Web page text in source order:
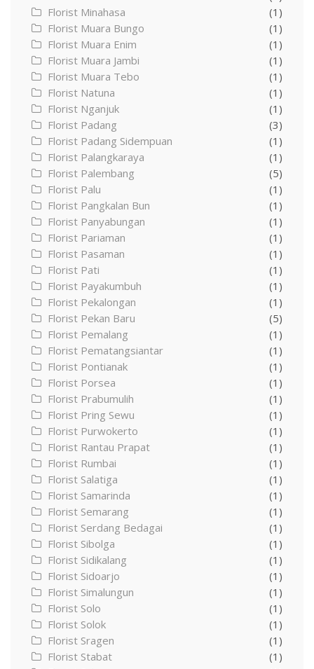
Florist Minahasa
(1)
Florist Muara Bungo
(1)
Florist Muara Enim
(1)
Florist Muara Jambi
(1)
Florist Muara Tebo
(1)
Florist Natuna
(1)
Florist Nganjuk
(1)
Florist Padang
(3)
Florist Padang Sidempuan
(1)
Florist Palangkaraya
(1)
Florist Palembang
(5)
Florist Palu
(1)
Florist Pangkalan Bun
(1)
Florist Panyabungan
(1)
Florist Pariaman
(1)
Florist Pasaman
(1)
Florist Pati
(1)
Florist Payakumbuh
(1)
Florist Pekalongan
(1)
Florist Pekan Baru
(5)
Florist Pemalang
(1)
Florist Pematangsiantar
(1)
Florist Pontianak
(1)
Florist Porsea
(1)
Florist Prabumulih
(1)
Florist Pring Sewu
(1)
Florist Purwokerto
(1)
Florist Rantau Prapat
(1)
Florist Rumbai
(1)
Florist Salatiga
(1)
Florist Samarinda
(1)
Florist Semarang
(1)
Florist Serdang Bedagai
(1)
Florist Sibolga
(1)
Florist Sidikalang
(1)
Florist Sidoarjo
(1)
Florist Simalungun
(1)
Florist Solo
(1)
Florist Solok
(1)
Florist Sragen
(1)
Florist Stabat
(1)